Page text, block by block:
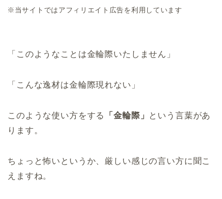
※当サイトではアフィリエイト広告を利用しています
「このようなことは金輪際いたしません」
「こんな逸材は金輪際現れない」
このような使い方をする 「金輪際」
という言葉があ
ります。
ちょっと怖いというか、厳しい感じの言い方に聞こ
えますね。